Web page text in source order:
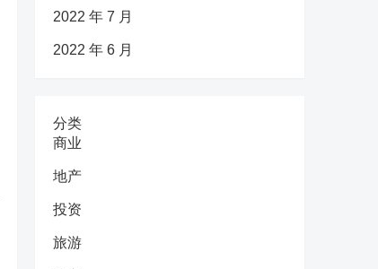
2022 年 7 月
2022 年 6 月
分类
商业
地产
投资
旅游